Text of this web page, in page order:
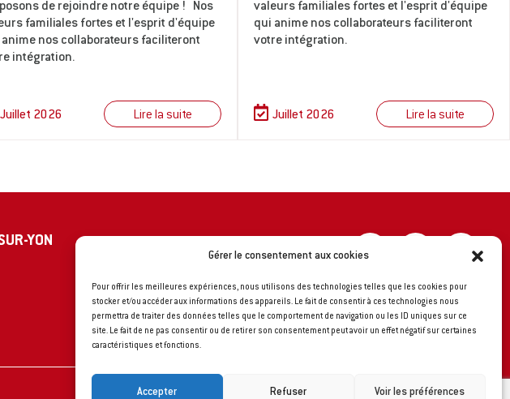
Gérer le consentement aux cookies
Pour offrir les meilleures expériences, nous utilisons des technologies telles que les cookies pour
stocker et/ou accéder aux informations des appareils. Le fait de consentir à ces technologies nous
permettra de traiter des données telles que le comportement de navigation ou les ID uniques sur ce
site. Le fait de ne pas consentir ou de retirer son consentement peut avoir un effet négatif sur certaines
caractéristiques et fonctions.
Accepter Refuser Voir les préférences
de rejoindre notre équipe ! Nos
familiales fortes et l'esprit d'équipe
nos collaborateurs faciliteront
intégration.
Juillet 2026 Lire la suite
valeurs familiales fortes et l'esprit d'équipe
qui anime nos collaborateurs faciliteront
votre intégration.
Juillet 2026 Lire la suite
YON
Siège Social
Groupe LE LOREC
8 impasse A. Rimbaud